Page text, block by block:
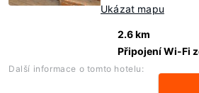
Ukázat mapu
2.6 km
Připojení Wi-Fi
Další informace o tomto hotelu: